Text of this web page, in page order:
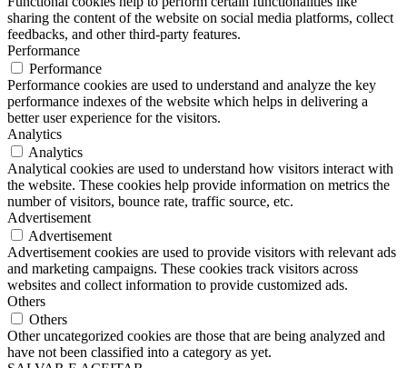
sharing the content of the website on social media platforms, collect
feedbacks, and other third-party features.
Performance
Performance
Performance cookies are used to understand and analyze the key
performance indexes of the website which helps in delivering a
better user experience for the visitors.
Analytics
Analytics
Analytical cookies are used to understand how visitors interact with
the website. These cookies help provide information on metrics the
number of visitors, bounce rate, traffic source, etc.
Advertisement
Advertisement
Advertisement cookies are used to provide visitors with relevant ads
and marketing campaigns. These cookies track visitors across
websites and collect information to provide customized ads.
Others
Others
Other uncategorized cookies are those that are being analyzed and
have not been classified into a category as yet.